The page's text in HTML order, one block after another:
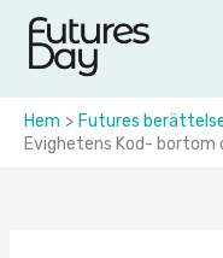
Hoppa
innehåll
Hem
Futures
Evighetens Kod-